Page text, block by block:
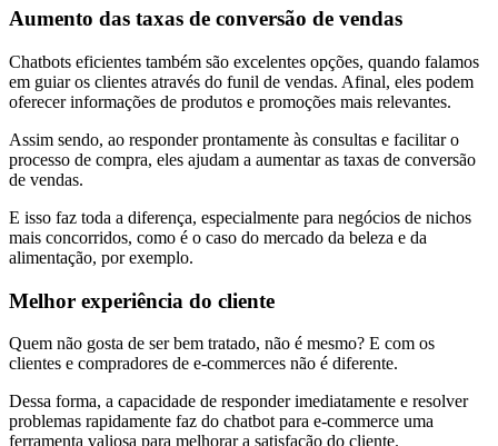
Aumento das taxas de conversão de vendas
Chatbots eficientes também são excelentes opções, quando falamos
em guiar os clientes através do funil de vendas. Afinal, eles podem
oferecer informações de produtos e promoções mais relevantes.
Assim sendo, ao responder prontamente às consultas e facilitar o
processo de compra, eles ajudam a aumentar as taxas de conversão
de vendas.
E isso faz toda a diferença, especialmente para negócios de nichos
mais concorridos, como é o caso do mercado da beleza e da
alimentação, por exemplo.
Melhor experiência do cliente
Quem não gosta de ser bem tratado, não é mesmo? E com os
clientes e compradores de e-commerces não é diferente.
Dessa forma, a capacidade de responder imediatamente e resolver
problemas rapidamente faz do chatbot para e-commerce uma
ferramenta valiosa para melhorar a satisfação do cliente.